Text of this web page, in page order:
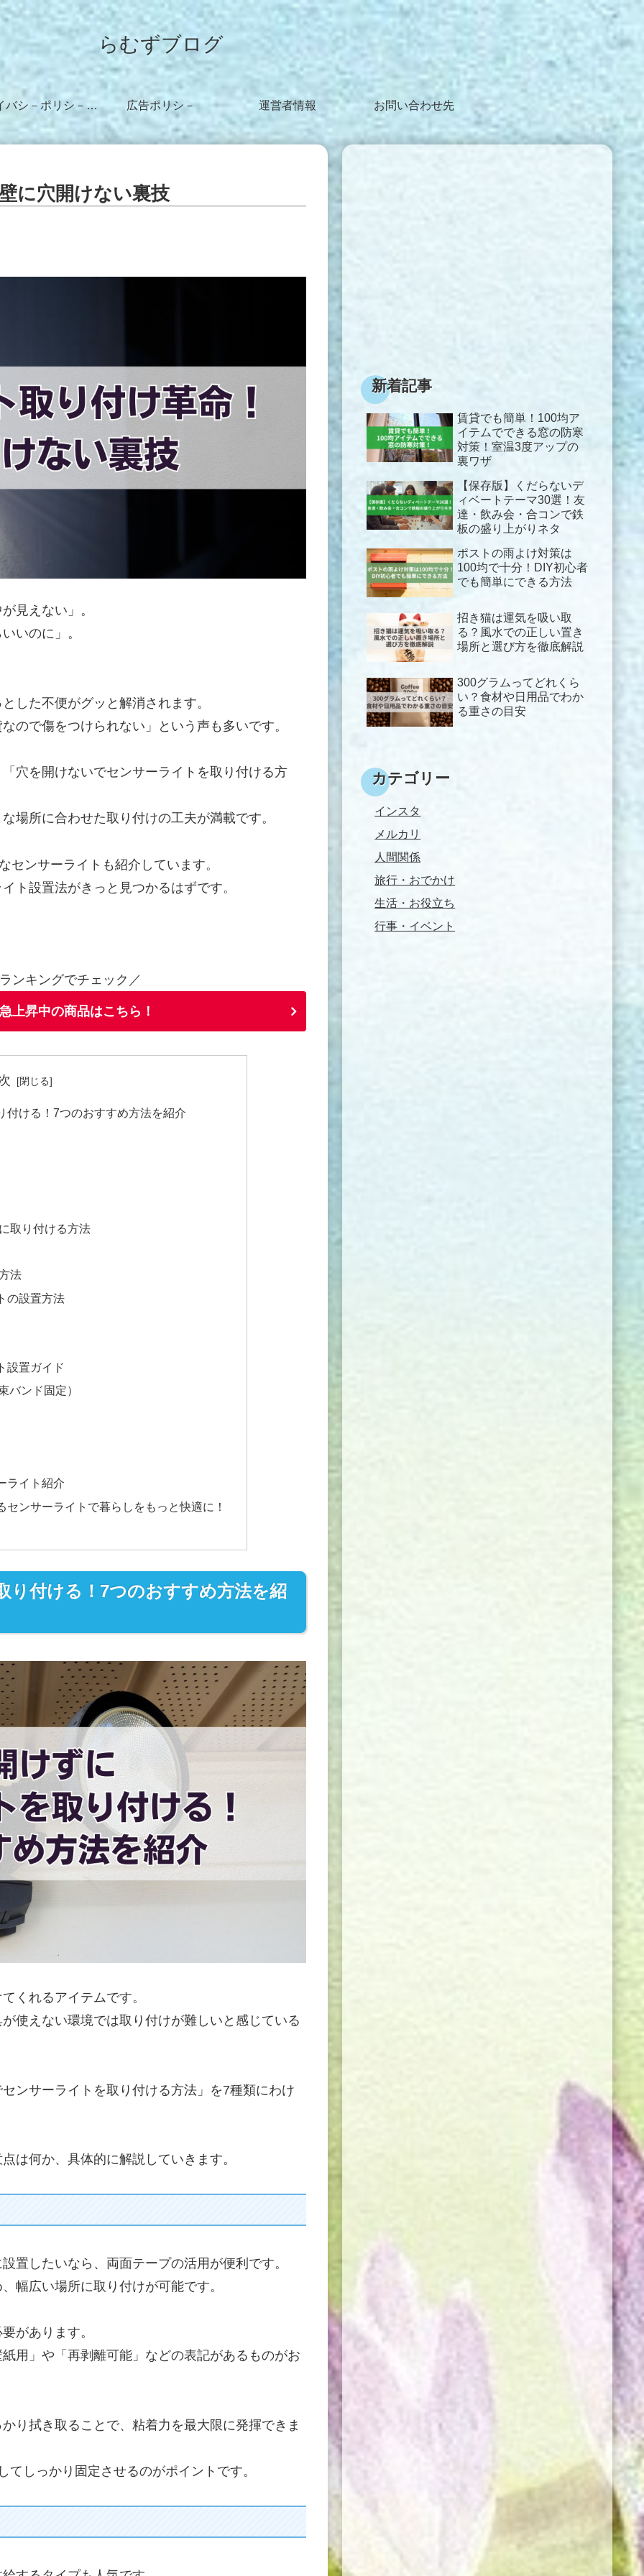
らむずブログ
プライバシ－ポリシ－・免責事項 広告ポリシ－ 運営者情報 お問い合わせ先
に穴開けない裏技
見えない」。
いのに」。
した不便がグッと解消されます。
ので傷をつけられない」という声も多いです。
穴を開けないでセンサーライトを取り付ける方
場所に合わせた取り付けの工夫が満載です。
センサーライトも紹介しています。
ト設置法がきっと見つかるはずです。
ンキングでチェック／
上昇中の商品はこちら！
付ける！7つのおすすめ方法を紹介
取り付ける方法
法
の設置方法
設置ガイド
バンド固定）
ライト紹介
ンサーライトで暮らしをもっと快適に！
り付ける！7つのおすすめ方法を紹
くれるアイテムです。
使えない環境では取り付けが難しいと感じている
ンサーライトを取り付ける方法」を7種類にわけ
は何か、具体的に解説していきます。
置したいなら、両面テープの活用が便利です。
幅広い場所に取り付けが可能です。
があります。
用」や「再剥離可能」などの表記があるものがお
り拭き取ることで、粘着力を最大限に発揮できま
しっかり固定させるのがポイントです。
新着記事
賃貸でも簡単！100均ア
イテムでできる窓の防寒
対策！室温3度アップの
裏ワザ
【保存版】くだらないデ
ィベートテーマ30選！友
達・飲み会・合コンで鉄
板の盛り上がりネタ
ポストの雨よけ対策は
100均で十分！DIY初心者
でも簡単にできる方法
招き猫は運気を吸い取
る？風水での正しい置き
場所と選び方を徹底解説
300グラムってどれくら
い？食材や日用品でわか
る重さの目安
カテゴリー
インスタ
メルカリ
人間関係
旅行・おでかけ
生活・お役立ち
行事・イベント